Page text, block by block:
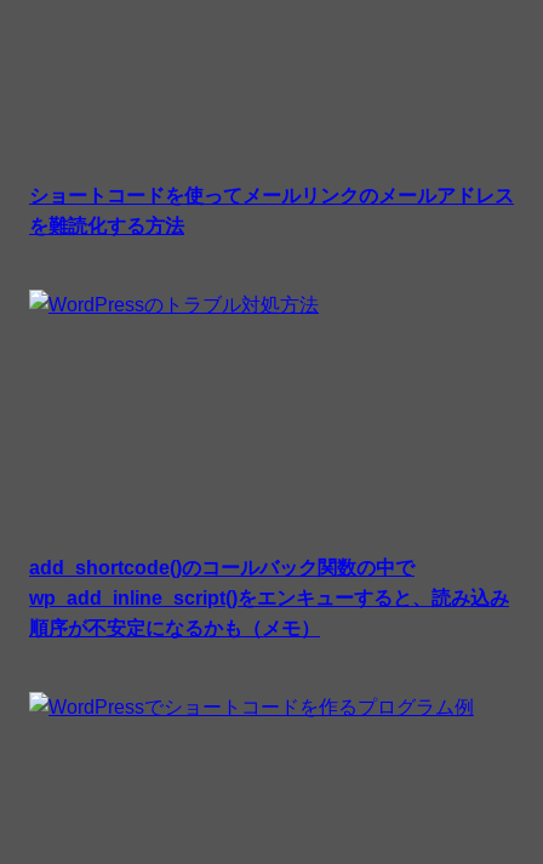
ショートコードを使ってメールリンクのメールアドレス
を難読化する方法
add_shortcode()のコールバック関数の中で
wp_add_inline_script()をエンキューすると、読み込み
順序が不安定になるかも（メモ）